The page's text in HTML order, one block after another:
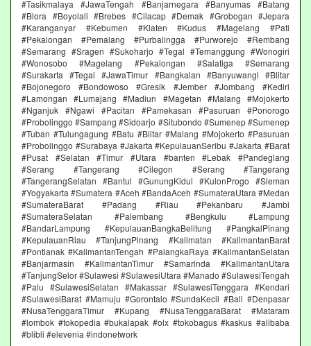
#Tasikmalaya #JawaTengah #Banjarnegara #Banyumas #Batang
#Blora #Boyolali #Brebes #Cilacap #Demak #Grobogan #Jepara
#Karanganyar #Kebumen #Klaten #Kudus #Magelang #Pati
#Pekalongan #Pemalang #Purbalingga #Purworejo #Rembang
#Semarang #Sragen #Sukoharjo #Tegal #Temanggung #Wonogiri
#Wonosobo #Magelang #Pekalongan #Salatiga #Semarang
#Surakarta #Tegal #JawaTimur #Bangkalan #Banyuwangi #Blitar
#Bojonegoro #Bondowoso #Gresik #Jember #Jombang #Kediri
#Lamongan #Lumajang #Madiun #Magetan #Malang #Mojokerto
#Nganjuk #Ngawi #Pacitan #Pamekasan #Pasuruan #Ponorogo
#Probolinggo #Sampang #Sidoarjo #Situbondo #Sumenep #Sumenep
#Tuban #Tulungagung #Batu #Blitar #Malang #Mojokerto #Pasuruan
#Probolinggo #Surabaya #Jakarta #KepulauanSeribu #Jakarta #Barat
#Pusat #Selatan #Timur #Utara #banten #Lebak #Pandeglang
#Serang #Tangerang #Cilegon #Serang #Tangerang
#TangerangSelatan #Bantul #GunungKidul #KulonProgo #Sleman
#Yogyakarta #Sumatera #Aceh #BandaAceh #SumateraUtara #Medan
#SumateraBarat #Padang #Riau #Pekanbaru #Jambi
#SumateraSelatan #Palembang #Bengkulu #Lampung
#BandarLampung #KepulauanBangkaBelitung #PangkalPinang
#KepulauanRiau #TanjungPinang #Kalimatan #KalimantanBarat
#Pontianak #KalimantanTengah #PalangkaRaya #KalimantanSelatan
#Banjarmasin #KalimantanTimur #Samarinda #KalimantanUtara
#TanjungSelor #Sulawesi #SulawesiUtara #Manado #SulawesiTengah
#Palu #SulawesiSelatan #Makassar #SulawesiTenggara #Kendari
#SulawesiBarat #Mamuju #Gorontalo #SundaKecil #Bali #Denpasar
#NusaTenggaraTimur #Kupang #NusaTenggaraBarat #Mataram
#lombok #tokopedia #bukalapak #olx #tokobagus #kaskus #alibaba
#blibli #elevenia #indonetwork